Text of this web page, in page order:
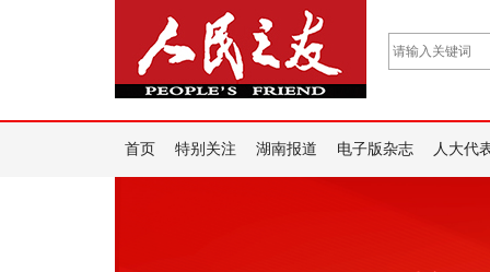
首页 特别关注 湖南报道 电子版杂志 人大代